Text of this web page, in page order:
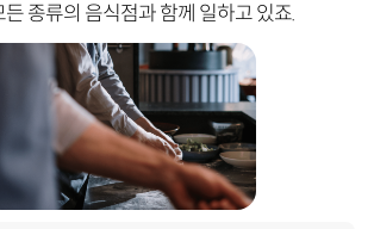
종류의 음식점과 함께 일하고 있죠.